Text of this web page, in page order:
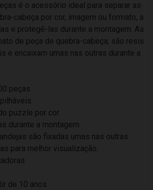
é o acessório ideal para separar as
cabeça por cor, imagem ou formato, a
e protegê-las durante a montagem. As
de peça de quebra-cabeça, são resis
e encaixam umas nas outras durante a
peças
puzzle por cor.
durante a montagem.
são fixadas umas nas outras.
para melhor visualização.
de 10 anos